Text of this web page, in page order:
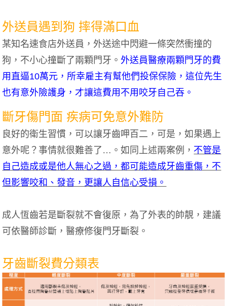
外送員遇到狗 摔得滿口血
某知名速食店外送員，外送途中閃避一條突然衝撞的
狗，不小心撞斷了兩顆門牙。外送員醫療兩顆門牙的費
用直逼10萬元，所幸雇主有幫他們投保保險，這位先生
也有意外險護身，才讓這費用不用咬牙自己吞。
斷牙傷門面 疾病可免意外難防
良好的衛生習慣，可以讓牙齒呷百二，可是，如果遇上
意外呢？事情就很難善了…。如同上述兩案例， 不管是
自己造成或是他人無心之過，都可能造成牙齒重傷，不
但影響咬和、發音，更讓人自信心受損。
成人恆齒若是斷裂就不會復原，為了外表的帥靚，建議
可依醫師診斷，醫療修復門牙斷裂。
牙齒斷裂費分類表